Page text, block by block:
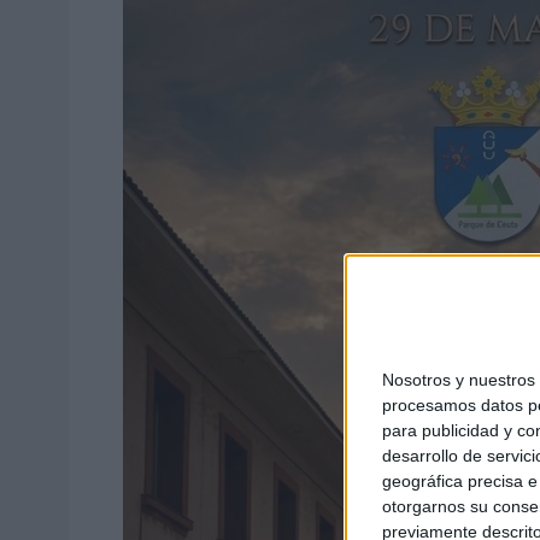
Nosotros y
procesamos datos
para publicidad y
desarrollo de
geográfica precisa
otorgarnos su
previamente